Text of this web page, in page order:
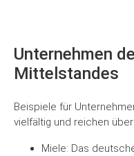
Unternehmen
Mittelstandes
Beispiele für
vielfältig und reichen
Miele: Das